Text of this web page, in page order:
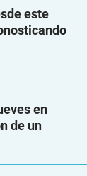
este
en
de un